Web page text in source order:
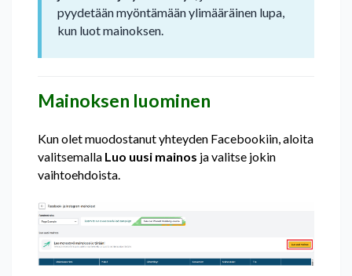
pyydetään myöntämään ylimääräinen lupa,
kun luot mainoksen.
Mainoksen luominen
Kun olet muodostanut yhteyden Facebookiin, aloita
valitsemalla Luo uusi mainos ja valitse jokin
vaihtoehdoista.